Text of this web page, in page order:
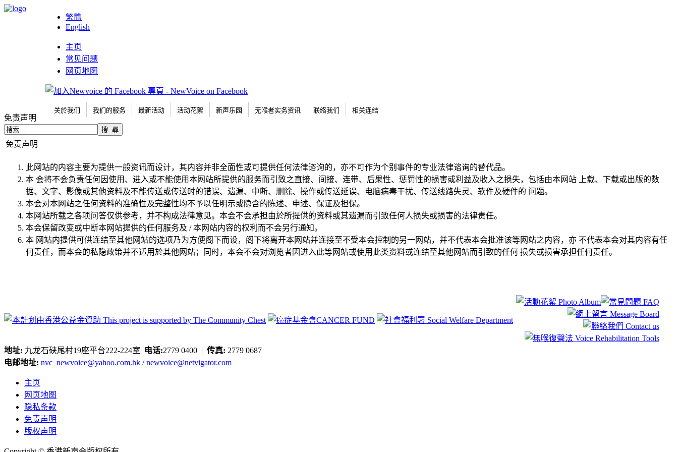
繁體
English
主页
常见问题
网页地图
关於我们 我们的服务 最新活动 活动花絮 新声乐园 无喉者实务资讯 联络我们 相关连结
免责声明
免责声明
此网站的内容主要为提供一般资讯而设计，其内容并非全面性或可提供任何法律谘询的，亦不可作为个别事件的专业法律谘询的替代品。
本 会将不会负责任何因使用、进入或不能使用本网站所提供的服务而引致之直接、间接、连带、后果性、惩罚性的损害或利益及收入之损失，包括由本网站 上载、下载或出版的数
据、文字、影像或其他资料及不能传送或传送时的错误、遗漏、中断、删除、操作或传送延误、电脑病毒干扰、传送线路失灵、软件及硬件的 问题。
本会对本网站之任何资料的准确性及完整性均不予以任明示或隐含的陈述、申述、保证及担保。
本网站所载之各项问答仅供参考，并不构成法律意见。本会不会承担由於所提供的资料或其遗漏而引致任何人损失或损害的法律责任。
本会保留改变或中断本网站提供的任何服务及 / 本网站内容的权利而不会另行通知。
本 网站内提供可供连结至其他网站的选项乃为方便阁下而设，阁下将离开本网站并连接至不受本会控制的另一网站，并不代表本会批准该等网站之内容，亦 不代表本会对其内容有任
何责任，而本会的私隐政策并不适用於其他网站；同时，本会不会对浏览者因进入此等网站或使用此类资料或连结至其他网站而引致的任何 损失或损害承担任何责任。
地址: 九龙石硖尾村19座平台222-224室 电话:2779 0400 | 传真: 2779 0687
电邮地址: nvc_newvoice@yahoo.com.hk /newvoice@netvigator.com
主页
网页地图
隐私条款
免责声明
版权声明